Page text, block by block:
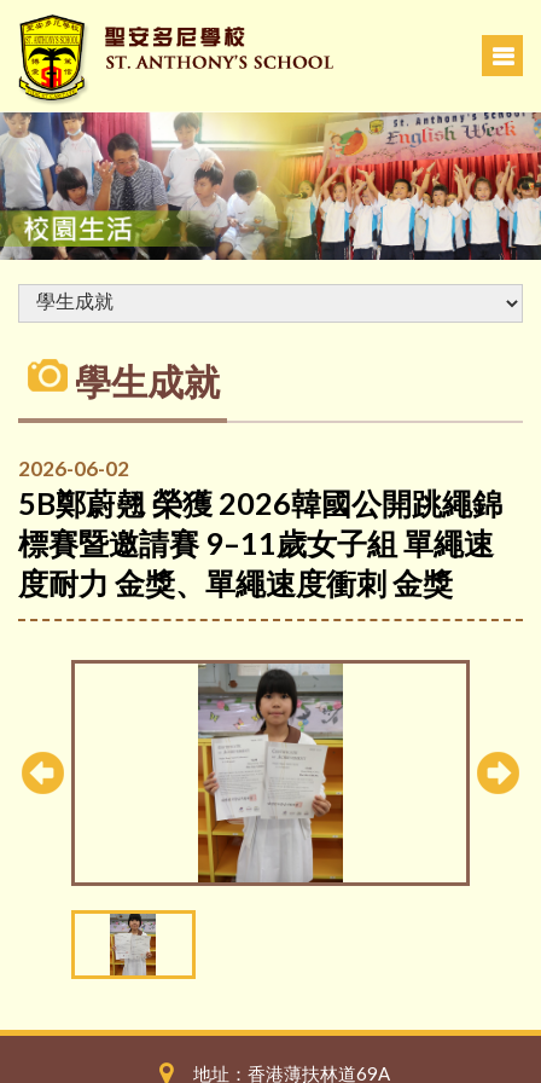
學生成就
2026-06-02
5B鄭蔚翹 榮獲 2026韓國公開跳繩錦
標賽暨邀請賽 9–11歲女子組 單繩速
度耐力 金獎、單繩速度衝刺 金獎
地址：香港薄扶林道69A